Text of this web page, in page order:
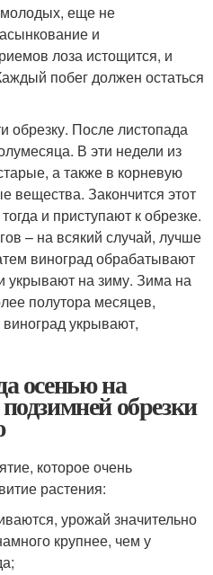
молодых, еще не
и
лоза истощится, и
побег должен остаться
обрезку. После листопада
В эти недели из
а также в корневую
вещества. Закончится этот
и приступают к обрезке.
– на всякий случай, лучше
виноград обрабатывают
укрывают на зиму. Зима на
полутора месяцев,
укрывают,
осенью на
обрезки
которое очень
растения:
урожай значительно
крупнее, чем у